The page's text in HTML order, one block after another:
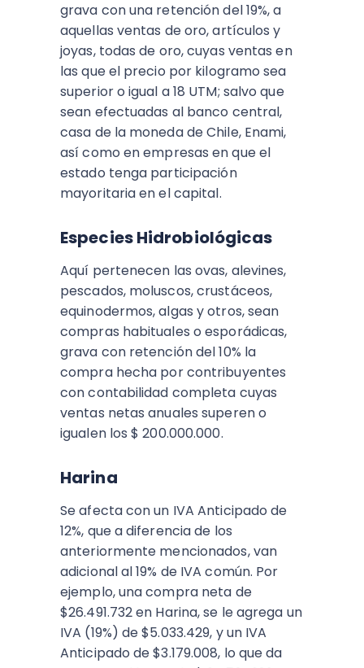
grava con una retención del 19%, a
aquellas ventas de oro, artículos y
joyas, todas de oro, cuyas ventas en
las que el precio por kilogramo sea
superior o igual a 18 UTM; salvo que
sean efectuadas al banco central,
casa de la moneda de Chile, Enami,
así como en empresas en que el
estado tenga participación
mayoritaria en el capital.
Especies Hidrobiológicas
Aquí pertenecen las ovas, alevines,
pescados, moluscos, crustáceos,
equinodermos, algas y otros, sean
compras habituales o esporádicas,
grava con retención del 10% la
compra hecha por contribuyentes
con contabilidad completa cuyas
ventas netas anuales superen o
igualen los $ 200.000.000.
Harina
Se afecta con un IVA Anticipado de
12%, que a diferencia de los
anteriormente mencionados, van
adicional al 19% de IVA común. Por
ejemplo, una compra neta de
$26.491.732 en Harina, se le agrega un
IVA (19%) de $5.033.429, y un IVA
Anticipado de $3.179.008, lo que da